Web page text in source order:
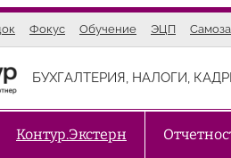
Фокус Обучение ЭЦП
БУХГАЛТЕРИЯ, НАЛОГИ,
Контур.Экстерн